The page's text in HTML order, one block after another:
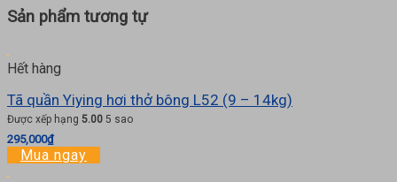
Sản phẩm tương tự
Hết hàng
Tã quần Yiying hơi thở bông L52 (9 – 14kg)
Được xếp hạng 5.00 5 sao
295,000₫
Mua ngay